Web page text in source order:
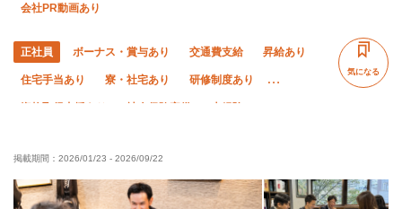
会社PR動画あり
正社員 ボーナス・賞与あり 交通費支給 昇給あり
住宅手当あり 寮・社宅あり 研修制度あり
資格取得支援あり 社会保険完備 未経験OK
残業月10時間以下 夏季休暇
車・バイク通勤OK 転勤なし 完全週休二日制
気になる
掲載期間： 2026/01/23 - 2026/09/22